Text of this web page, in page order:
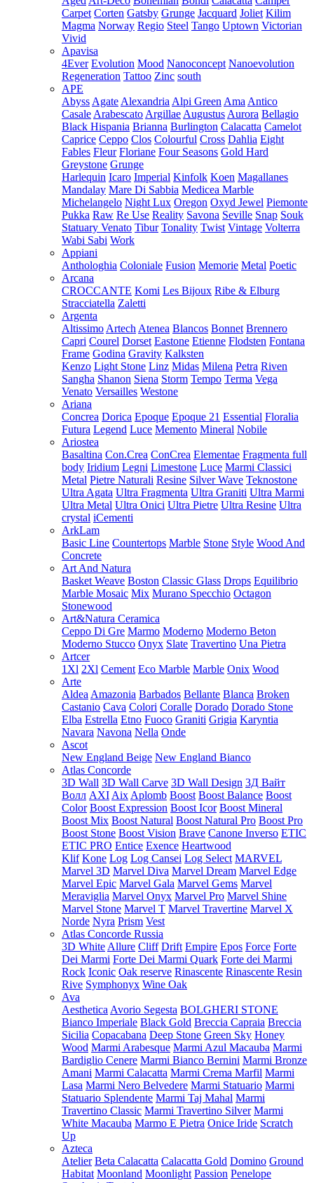
Carpet Corten Gatsby Grunge Jacquard Joliet Kilim
Magma Norway Regio Steel Tango Uptown Victorian
Vivid
Apavisa
4Ever Evolution Mood Nanoconcept Nanoevolution
Regeneration Tattoo Zinc south
APE
Abyss Agate Alexandria Alpi Green Ama Antico
Casale Arabescato Argillae Augustus Aurora Bellagio
Black Hispania Brianna Burlington Calacatta Camelot
Caprice Ceppo Clos Colourful Cross Dahlia Eight
Fables Fleur Floriane Four Seasons Gold Hard
Greystone Grunge
Harlequin Icaro Imperial Kinfolk Koen Magallanes
Mandalay Mare Di Sabbia Medicea Marble
Michelangelo Night Lux Oregon Oxyd Jewel Piemonte
Pukka Raw Re Use Reality Savona Seville Snap Souk
Statuary Venato Tibur Tonality Twist Vintage Volterra
Wabi Sabi Work
Appiani
Anthologhia Coloniale Fusion Memorie Metal Poetic
Arcana
CROCCANTE Komi Les Bijoux Ribe & Elburg
Stracciatella Zaletti
Argenta
Altissimo Artech Atenea Blancos Bonnet Brennero
Capri Courel Dorset Eastone Etienne Flodsten Fontana
Frame Godina Gravity Kalksten
Kenzo Light Stone Linz Midas Milena Petra Riven
Sangha Shanon Siena Storm Tempo Terma Vega
Venato Versailles Westone
Ariana
Concrea Dorica Epoque Epoque 21 Essential Floralia
Futura Legend Luce Memento Mineral Nobile
Ariostea
Basaltina Con.Crea ConCrea Elementae Fragmenta full
body Iridium Legni Limestone Luce Marmi Classici
Metal Pietre Naturali Resine Silver Wave Teknostone
Ultra Agata Ultra Fragmenta Ultra Graniti Ultra Marmi
Ultra Metal Ultra Onici Ultra Pietre Ultra Resine Ultra
crystal iCementi
ArkLam
Basic Line Countertops Marble Stone Style Wood And
Concrete
Art And Natura
Basket Weave Boston Classic Glass Drops Equilibrio
Marble Mosaic Mix Murano Specchio Octagon
Stonewood
Art&Natura Ceramica
Ceppo Di Gre Marmo Moderno Moderno Beton
Moderno Stucco Onyx Slate Travertino Una Pietra
Artcer
1Xl 2Xl Cement Eco Marble Marble Onix Wood
Arte
Aldea Amazonia Barbados Bellante Blanca Broken
Castanio Cava Colori Coralle Dorado Dorado Stone
Elba Estrella Etno Fuoco Graniti Grigia Karyntia
Navara Navona Nella Onde
Ascot
New England Beige New England Bianco
Atlas Concorde
3D Wall 3D Wall Carve 3D Wall Design 3Д Вайт
Волл AXI Aix Aplomb Boost Boost Balance Boost
Color Boost Expression Boost Icor Boost Mineral
Boost Mix Boost Natural Boost Natural Pro Boost Pro
Boost Stone Boost Vision Brave Canone Inverso ETIC
ETIC PRO Entice Exence Heartwood
Klif Kone Log Log Cansei Log Select MARVEL
Marvel 3D Marvel Diva Marvel Dream Marvel Edge
Marvel Epic Marvel Gala Marvel Gems Marvel
Meraviglia Marvel Onyx Marvel Pro Marvel Shine
Marvel Stone Marvel T Marvel Travertine Marvel X
Norde Nyra Prism Vest
Atlas Concorde Russia
3D White Allure Cliff Drift Empire Epos Force Forte
Dei Marmi Forte Dei Marmi Quark Forte dei Marmi
Rock Iconic Oak reserve Rinascente Rinascente Resin
Rive Symphonyx Wine Oak
Ava
Aesthetica Avorio Segesta BOLGHERI STONE
Bianco Imperiale Black Gold Breccia Capraia Breccia
Sicilia Copacabana Deep Stone Green Sky Honey
Wood Marmi Arabesque Marmi Azul Macauba Marmi
Bardiglio Cenere Marmi Bianco Bernini Marmi Bronze
Amani Marmi Calacatta Marmi Crema Marfil Marmi
Lasa Marmi Nero Belvedere Marmi Statuario Marmi
Statuario Splendente Marmi Taj Mahal Marmi
Travertino Classic Marmi Travertino Silver Marmi
White Macauba Marmo E Pietra Onice Iride Scratch
Up
Azteca
Atelier Beta Calacatta Calacatta Gold Domino Ground
Habitat Moonland Moonlight Passion Penelope